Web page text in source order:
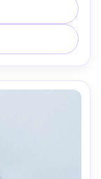
ディテールまで